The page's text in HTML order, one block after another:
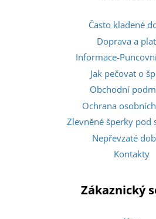
Často kladené
Doprava a
Informace-
Jak pečovat o
Obchodní
Ochrana
Zlevněné šperky pod
Nepřevzaté
Kontakty
Zákaznický